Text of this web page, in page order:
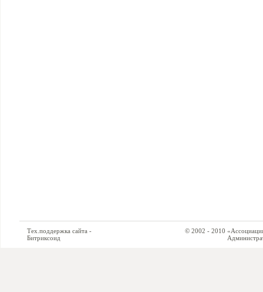
Тех.поддержка сайта -
Битриксоид
© 2002 - 2010 «Ассоциация